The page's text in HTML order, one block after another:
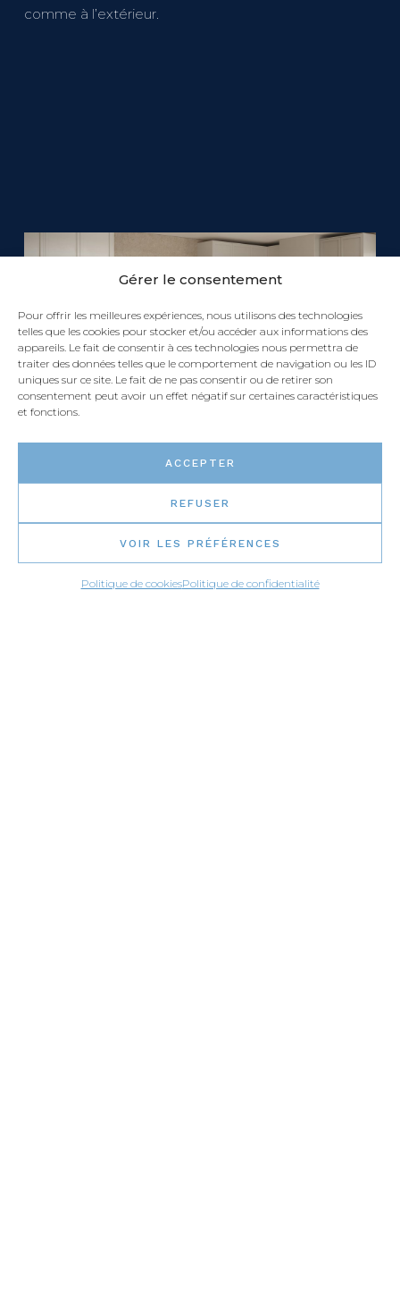
Gérer le consentement
Pour offrir les meilleures expériences, nous utilisons des technologies
telles que les cookies pour stocker et/ou accéder aux informations des
appareils. Le fait de consentir à ces technologies nous permettra de
traiter des données telles que le comportement de navigation ou les ID
uniques sur ce site. Le fait de ne pas consentir ou de retirer son
consentement peut avoir un effet négatif sur certaines caractéristiques
et fonctions.
ACCEPTER
REFUSER
VOIR LES PRÉFÉRENCES
Politique de cookiesPolitique de confidentialité
comme à l’extérieur.